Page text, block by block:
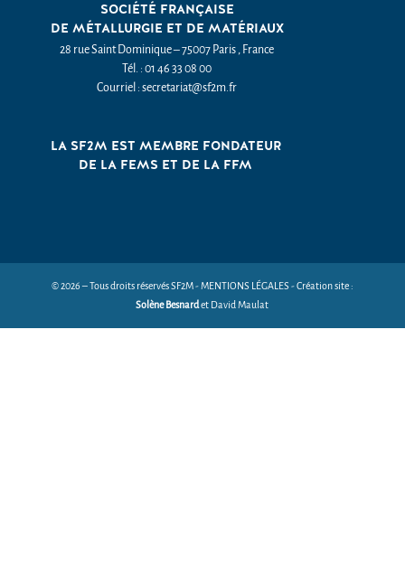
SOCIÉTÉ FRANÇAISE
DE MÉTALLURGIE ET DE MATÉRIAUX
28 rue Saint Dominique – 75007 Paris , France
Tél. : 01 46 33 08 00
Courriel : secretariat@sf2m.fr
LA SF2M EST MEMBRE FONDATEUR
DE LA FEMS ET DE LA FFM
© 2026 – Tous droits réservés SF2M - MENTIONS LÉGALES - Création site :
Solène Besnardet David Maulat